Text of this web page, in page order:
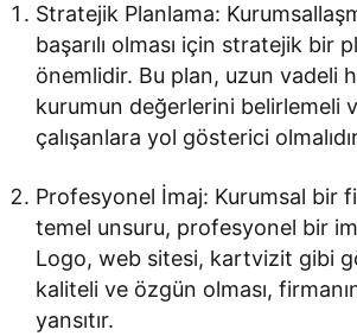
Stratejik Planlama:
başarılı olması için stratejik bir
önemlidir. Bu plan, uzun vadeli
kurumun değerlerini belirlemeli
çalışanlara yol gösterici
Profesyonel İmaj: Kurumsal bir
temel unsuru, profesyonel bir
Logo, web sitesi, kartvizit gibi
kaliteli ve özgün olması,
yansıtır.